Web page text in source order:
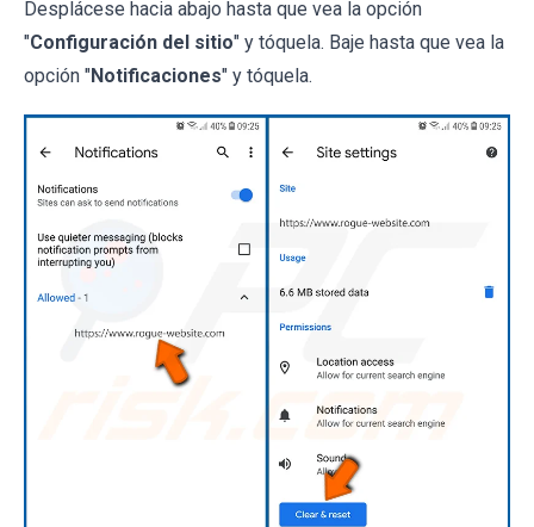
Desplácese hacia abajo hasta que vea la opción
"Configuración del sitio" y tóquela. Baje hasta que vea la
opción "Notificaciones" y tóquela.